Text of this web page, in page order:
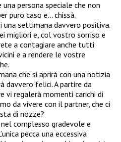
persona speciale che non
puro caso e… chissà.
una settimana davvero positiva.
migliori e, col vostro sorriso e
a contagiare anche tutti
e a rendere le vostre
che si aprirà con una notizia
davvero felici. A partire da
vi regalerà momenti carichi di
da vivere con il partner, che ci
di nozze?
complesso gradevole e
pecca una eccessiva